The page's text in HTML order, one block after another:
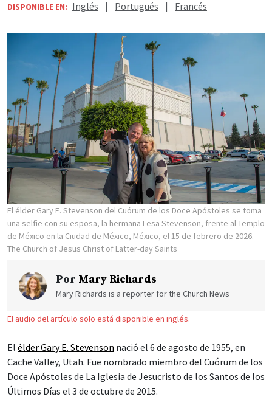
DISPONIBLE EN: Inglés | Portugués | Francés
El élder Gary E. Stevenson del Cuórum de los Doce Apóstoles se toma
una selfie con su esposa, la hermana Lesa Stevenson, frente al Templo
de México en la Ciudad de México, México, el 15 de febrero de 2026.
The Church of Jesus Christ of Latter-day Saints
Por Mary Richards
Mary Richards is a reporter for the Church News
El audio del artículo solo está disponible en inglés.
El élder Gary E. Stevenson nació el 6 de agosto de 1955, en
Cache Valley, Utah. Fue nombrado miembro del Cuórum de los
Doce Apóstoles de La Iglesia de Jesucristo de los Santos de los
Últimos Días el 3 de octubre de 2015.